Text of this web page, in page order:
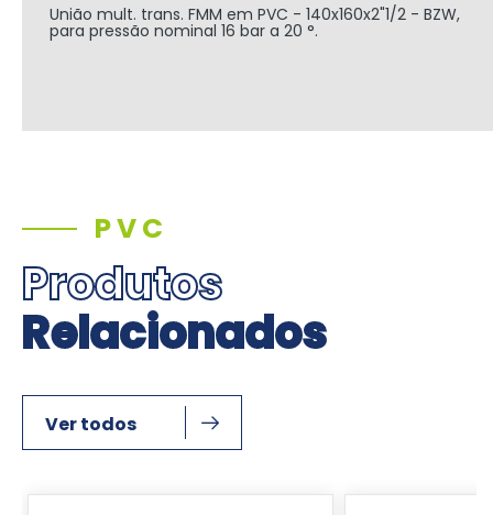
União mult. trans. FMM em PVC - 140x160x2"1/2 - BZW,
para pressão nominal 16 bar a 20 °.
PVC
Produtos
Relacionados
Ver todos